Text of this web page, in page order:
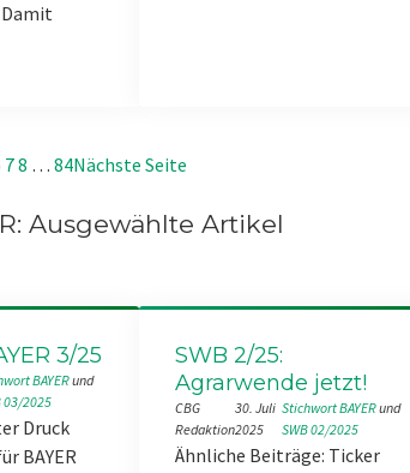
Damit
78 … 84Nächste Seite
Ausgewählte Artikel
3/25
BAYER
und
03/2025
Druck
BAYER
SWB 2/25:
Agrarwende jetzt!
CBG
Redaktion
30. Juli
2025
Stichwort BAYER
und
SWB 02/2025
Ähnliche Beiträge: Ticker